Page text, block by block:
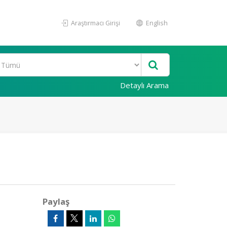
Araştırmacı Girişi English
Detaylı Arama
Paylaş